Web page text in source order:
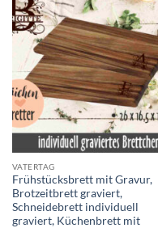
VATERTAG
Frühstücksbrett mit Gravur,
Brotzeitbrett graviert,
Schneidebrett individuell
graviert, Küchenbrett mit